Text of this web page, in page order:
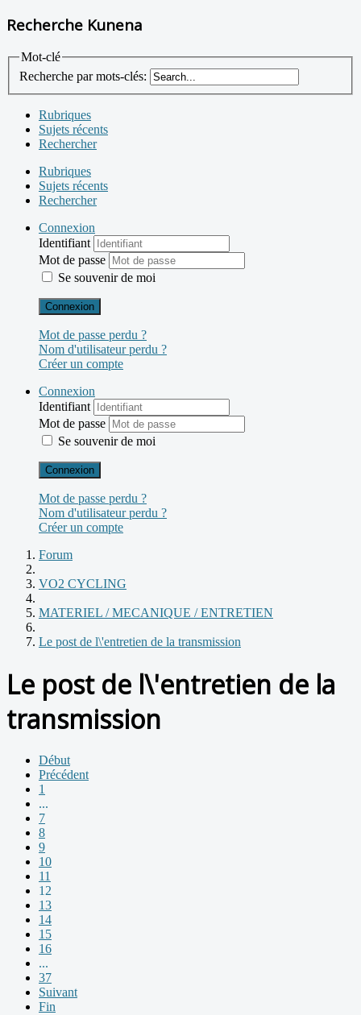
Recherche Kunena
Mot-clé
Recherche par mots-clés:
Rubriques
Sujets récents
Rechercher
Rubriques
Sujets récents
Rechercher
Connexion
Identifiant
Mot de passe
Se souvenir de moi
Connexion
Mot de passe perdu ?
Nom d'utilisateur perdu ?
Créer un compte
Connexion
Identifiant
Mot de passe
Se souvenir de moi
Connexion
Mot de passe perdu ?
Nom d'utilisateur perdu ?
Créer un compte
Forum
VO2 CYCLING
MATERIEL / MECANIQUE / ENTRETIEN
Le post de l\'entretien de la transmission
Le post de l\'entretien de la
transmission
Début
Précédent
1
...
7
8
9
10
11
12
13
14
15
16
...
37
Suivant
Fin